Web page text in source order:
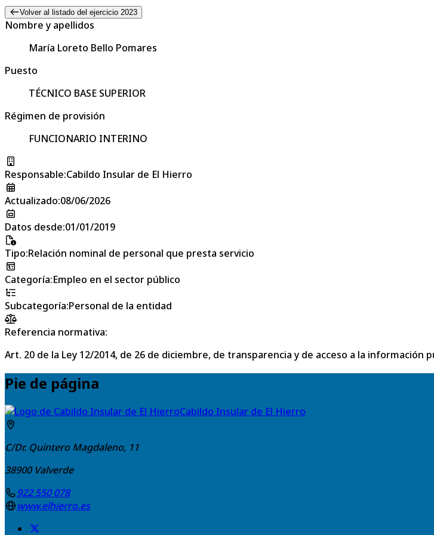
Volver al listado del ejercicio 2023
Nombre y apellidos
María Loreto Bello Pomares
Puesto
TÉCNICO BASE SUPERIOR
Régimen de provisión
FUNCIONARIO INTERINO
Responsable:Cabildo Insular de El Hierro
Actualizado:08/06/2026
Datos desde:01/01/2019
Tipo:Relación nominal de personal que presta servicio
Categoría:Empleo en el sector público
Subcategoría:Personal de la entidad
Referencia normativa:
Art. 20 de la Ley 12/2014, de 26 de diciembre, de transparencia y de acceso a la información
Pie de página
Cabildo Insular de El Hierro
C/Dr. Quintero Magdaleno, 11
38900 Valverde
922 550 078
www.elhierro.es